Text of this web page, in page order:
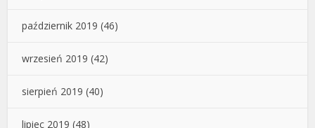
październik 2019 (46)
wrzesień 2019 (42)
sierpień 2019 (40)
lipiec 2019 (48)